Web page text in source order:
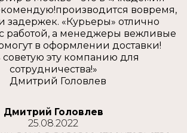
вовремя,
задержек. «Курьеры» отлично
работой, а менеджеры вежливые
в оформлении доставки!
эту компанию для
сотрудничества!»
Дмитрий Головлев
25.08.2022